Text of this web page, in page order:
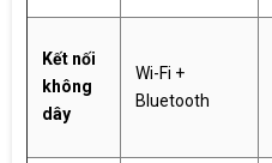
Kết nối
không
dây
Wi-Fi +
Bluetooth